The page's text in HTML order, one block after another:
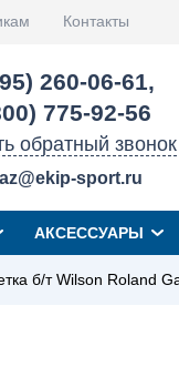
Контакты
260-06-61,
775-92-56
обратный звонок
sport.ru
АКСЕССУАРЫ
б/т Wilson Roland